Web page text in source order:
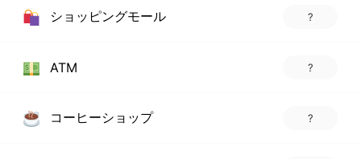
ショッピングモール ?
ATM ?
コーヒーショップ ?